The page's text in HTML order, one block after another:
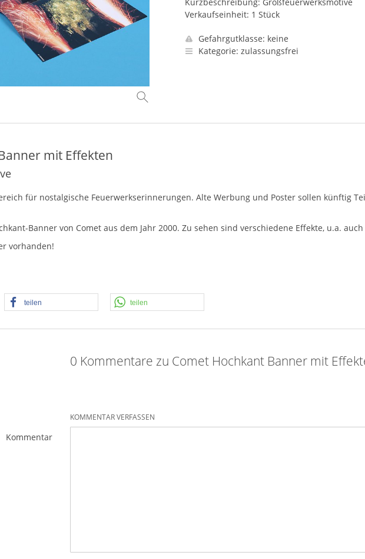
Verkaufseinheit: 1 Stück
Gefahrgutklasse: keine
Kategorie: zulassungsfrei
mit Effekten
für nostalgische Feuerwerkserinnerungen. Alte Werbung und Poster sollen künftig
Banner von Comet aus dem Jahr 2000. Zu sehen sind verschiedene Effekte, u.a.
vorhanden!
teilen teilen
0 Kommentare zu Comet Hochkant Banner mit
KOMMENTAR VERFASSEN
Kommentar